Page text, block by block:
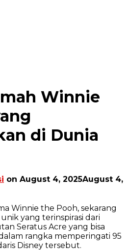
Winnie
di Dunia
on August 4, 2025August 4,
Winnie the Pooh, sekarang
yang terinspirasi dari
Seratus Acre yang bisa
rangka memperingati 95
Disney tersebut.